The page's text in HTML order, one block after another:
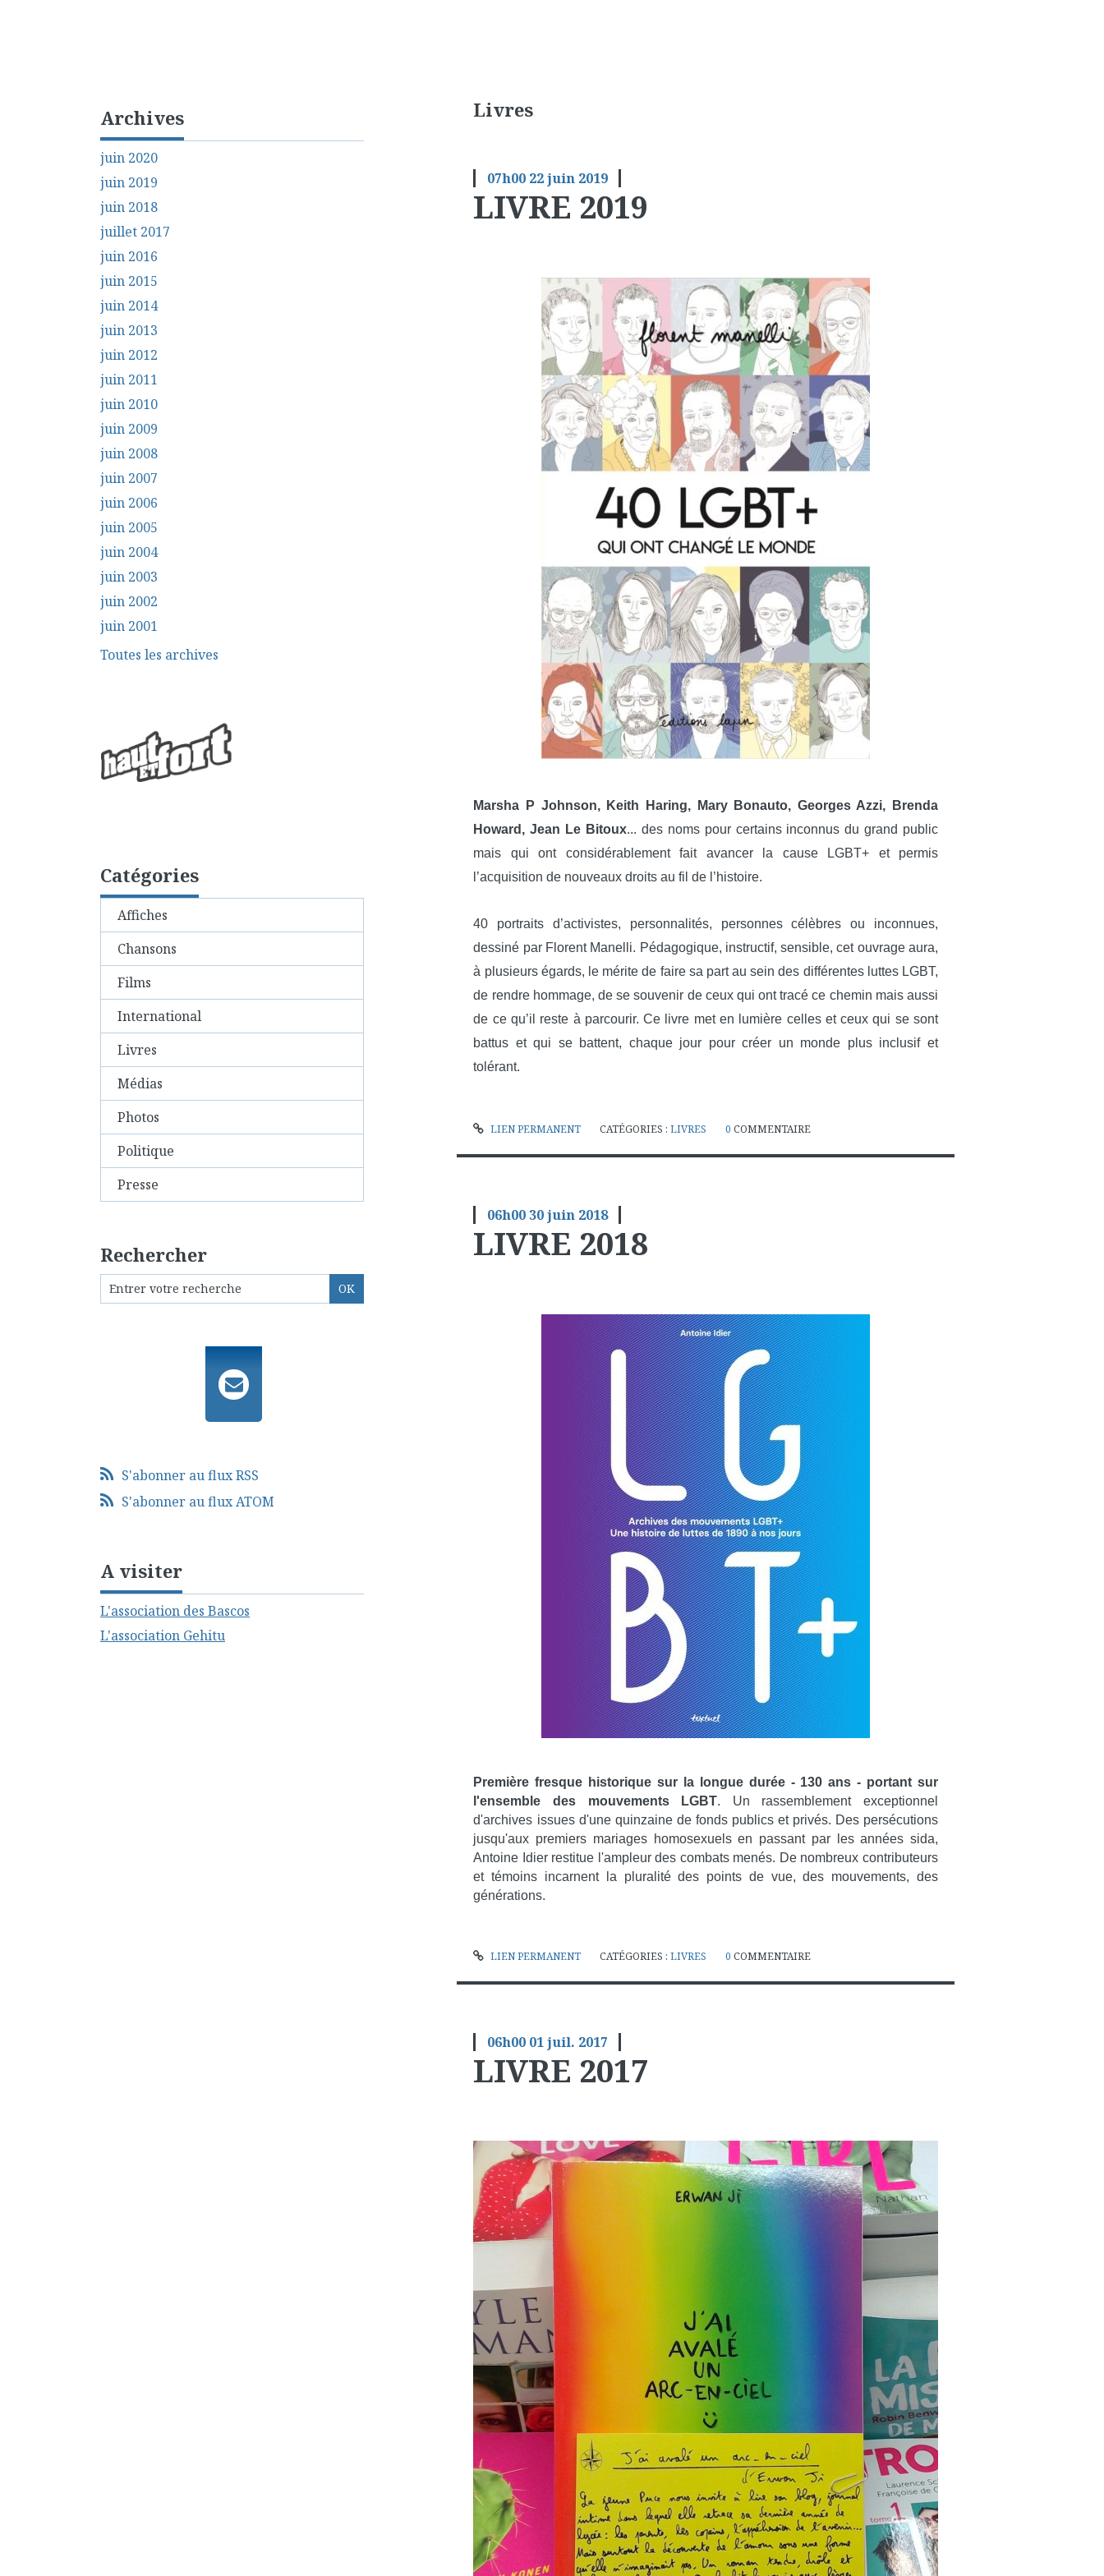
Archives
juin 2020
juin 2019
juin 2018
juillet 2017
juin 2016
juin 2015
juin 2014
juin 2013
juin 2012
juin 2011
juin 2010
juin 2009
juin 2008
juin 2007
juin 2006
juin 2005
juin 2004
juin 2003
juin 2002
juin 2001
Toutes les archives
Catégories
Affiches
Chansons
Films
International
Livres
Médias
Photos
Politique
Presse
Rechercher
S'abonner au flux RSS
S'abonner au flux ATOM
A visiter
L'association des Bascos
L'association Gehitu
Livres
07h00 22juin 2019
LIVRE 2019
Marsha P Johnson, Keith Haring, Mary Bonauto, Georges Azzi, Brenda
Howard, Jean Le Bitoux... des noms pour certains inconnus du grand public
mais qui ont considérablement fait avancer la cause LGBT+ et permis
l’acquisition de nouveaux droits au fil de l’histoire.
40 portraits d’activistes, personnalités, personnes célèbres ou inconnues,
dessiné par Florent Manelli. Pédagogique, instructif, sensible, cet ouvrage aura,
à plusieurs égards, le mérite de faire sa part au sein des différentes luttes LGBT,
de rendre hommage, de se souvenir de ceux qui ont tracé ce chemin mais aussi
de ce qu’il reste à parcourir. Ce livre met en lumière celles et ceux qui se sont
battus et qui se battent, chaque jour pour créer un monde plus inclusif et
tolérant.
LIEN PERMANENT CATÉGORIES : LIVRES 0 COMMENTAIRE
06h00 30juin 2018
LIVRE 2018
Première fresque historique sur la longue durée - 130 ans - portant sur
l'ensemble des mouvements LGBT. Un rassemblement exceptionnel
d'archives issues d'une quinzaine de fonds publics et privés. Des persécutions
jusqu'aux premiers mariages homosexuels en passant par les années sida,
Antoine Idier restitue l'ampleur des combats menés. De nombreux contributeurs
et témoins incarnent la pluralité des points de vue, des mouvements, des
générations.
LIEN PERMANENT CATÉGORIES : LIVRES 0 COMMENTAIRE
06h00 01juil. 2017
LIVRE 2017